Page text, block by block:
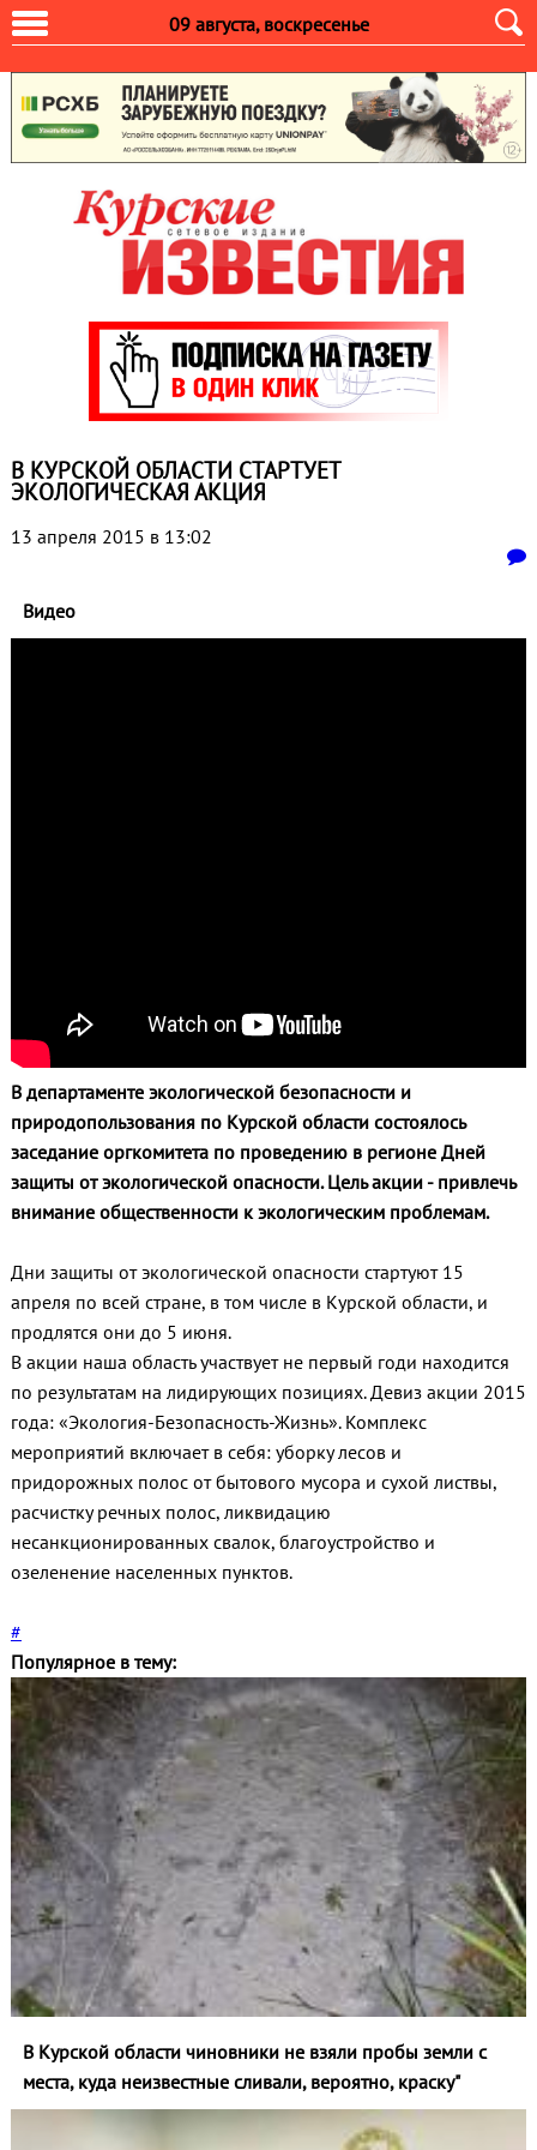
09 августа, воскресенье
В КУРСКОЙ ОБЛАСТИ СТАРТУЕТ
ЭКОЛОГИЧЕСКАЯ АКЦИЯ
13 апреля 2015 в 13:02
Видео
В департаменте экологической безопасности и
природопользования по Курской области состоялось
заседание оргкомитета по проведению в регионе Дней
защиты от экологической опасности. Цель акции - привлечь
внимание общественности к экологическим проблемам.
Дни защиты от экологической опасности стартуют 15
апреля по всей стране, в том числе в Курской области, и
продлятся они до 5 июня.
В акции наша область участвует не первый годи находится
по результатам на лидирующих позициях. Девиз акции 2015
года: «Экология-Безопасность-Жизнь». Комплекс
мероприятий включает в себя: уборку лесов и
придорожных полос от бытового мусора и сухой листвы,
расчистку речных полос, ликвидацию
несанкционированных свалок, благоустройство и
озеленение населенных пунктов.
#
Популярное в тему:
В Курской области чиновники не взяли пробы земли с
места, куда неизвестные сливали, вероятно, краску"